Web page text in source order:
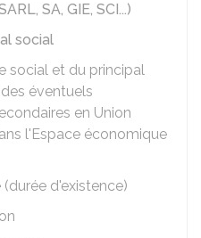
SA, GIE, SCI...)
social
social et du principal
éventuels
en Union
l'Espace économique
d'existence)